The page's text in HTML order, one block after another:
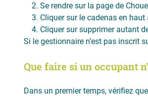
Se rendre sur la page de
Cliquer sur le cadenas en
Cliquer sur supprimer autant
Si le gestionnaire n’est pas inscrit
Que faire si un occupant
Dans un premier temps, vérifiez